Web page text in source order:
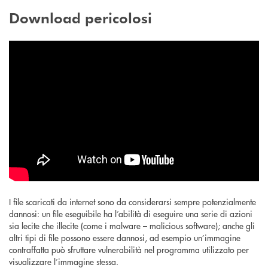
Download pericolosi
I file scaricati da internet sono da considerarsi sempre potenzialmente
dannosi: un file eseguibile ha l’abilità di eseguire una serie di azioni
sia lecite che illecite (come i malware – malicious software); anche gli
altri tipi di file possono essere dannosi, ad esempio un’immagine
contraffatta può sfruttare vulnerabilità nel programma utilizzato per
visualizzare l’immagine stessa.